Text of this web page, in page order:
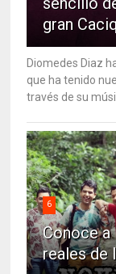
gran
Diomedes Diaz
que ha tenido
través de su
6
Conoce
reales de